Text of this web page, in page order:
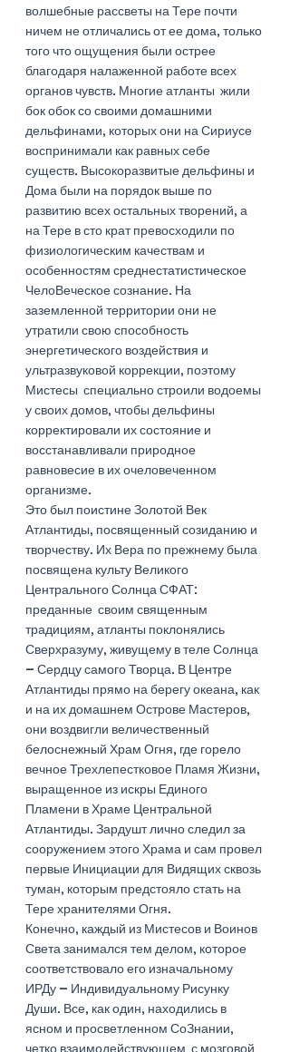
волшебные рассветы на Тере почти
ничем не отличались от ее дома, только
того что ощущения были острее
благодаря налаженной работе всех
органов чувств. Многие атланты  жили
бок обок со своими домашними
дельфинами, которых они на Сириусе
воспринимали как равных себе
существ. Высокоразвитые дельфины и
Дома были на порядок выше по
развитию всех остальных творений, а
на Тере в сто крат превосходили по
физиологическим качествам и
особенностям среднестатистическое
ЧелоВеческое сознание. На
заземленной территории они не
утратили свою способность
энергетического воздействия и
ультразвуковой коррекции, поэтому
Мистесы  специально строили водоемы
у своих домов, чтобы дельфины
корректировали их состояние и
восстанавливали природное
равновесие в их очеловеченном
организме.
Это был поистине Золотой Век
Атлантиды, посвященный созиданию и
творчеству. Их Вера по прежнему была
посвящена культу Великого
Центрального Солнца СФАТ:
преданные  своим священным
традициям, атланты поклонялись
Сверхразуму, живущему в теле Солнца
– Сердцу самого Творца. В Центре
Атлантиды прямо на берегу океана, как
и на их домашнем Острове Мастеров,
они воздвигли величественный
белоснежный Храм Огня, где горело
вечное Трехлепестковое Пламя Жизни,
выращенное из искры Единого
Пламени в Храме Центральной
Атлантиды. Зардушт лично следил за
сооружением этого Храма и сам провел
первые Инициации для Видящих сквозь
туман, которым предстояло стать на
Тере хранителями Огня.
Конечно, каждый из Мистесов и Воинов
Света занимался тем делом, которое
соответствовало его изначальному
ИРДу – Индивидуальному Рисунку
Души. Все, как один, находились в
ясном и просветленном СоЗнании,
четко взаимодействующем  с мозговой